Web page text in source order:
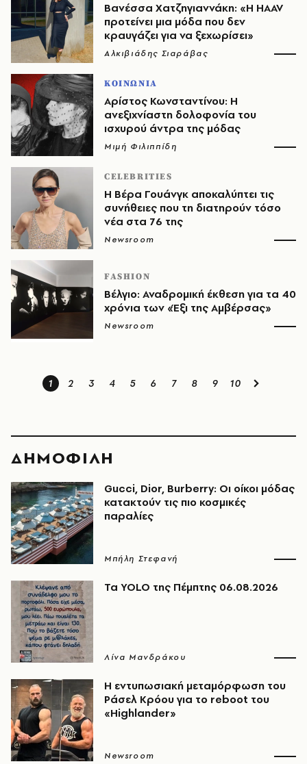
Βανέσσα Χατζηγιαννάκη: «Η HAAV
προτείνει μια μόδα που δεν
κραυγάζει για να ξεχωρίσει»
Αλκιβιάδης Σιαράβας
ΚΟΙΝΩΝΙΑ
Αρίστος Κωνσταντίνου: Η
ανεξιχνίαστη δολοφονία του
ισχυρού άντρα της μόδας
Μιμή Φιλιππίδη
CELEBRITIES
Η Βέρα Γουάνγκ αποκαλύπτει τις
συνήθειες που τη διατηρούν τόσο
νέα στα 76 της
Newsroom
FASHION
Bέλγιο: Αναδρομική έκθεση για τα 40
χρόνια των «Έξι της Αμβέρσας»
Newsroom
1 2 3 4 5 6 7 8 9 10
ΔΗΜΟΦΙΛΗ
Gucci, Dior, Burberry: Οι οίκοι μόδας
κατακτούν τις πιο κοσμικές
παραλίες
Μπήλη Στεφανή
Τα YOLO της Πέμπτης 06.08.2026
Λίνα Μανδράκου
Η εντυπωσιακή μεταμόρφωση του
Ράσελ Κρόου για το reboot του
«Highlander»
Newsroom